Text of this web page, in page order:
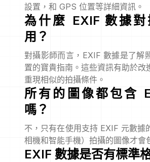
設置，和 GPS 位置等詳細資訊。
為什麼 EXIF 數據
用？
對攝影師而言，EXIF 數據是了解
置的寶貴指南。這些資訊有助於改
重現相似的拍攝條件。
所有的圖像都包含
嗎？
不，只有在使用支持 EXIF 元數據
相機和智能手機）拍攝的圖像才會
EXIF 數據是否有標準